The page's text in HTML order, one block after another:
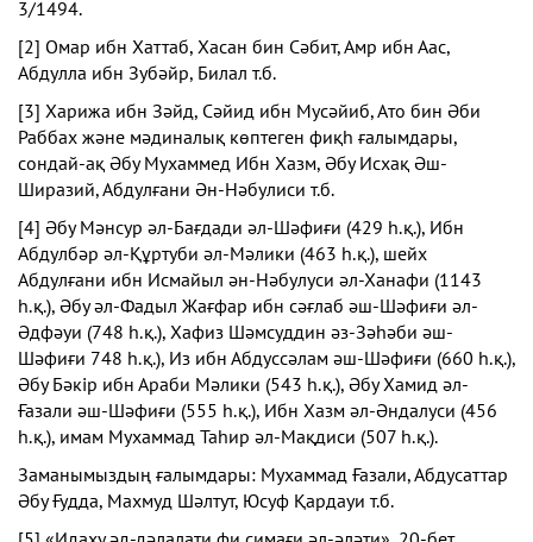
3/1494.
[2] Омар ибн Хаттаб, Хасан бин Сәбит, Амр ибн Аас,
Абдулла ибн Зубәйр, Билал т.б.
[3] Харижа ибн Зәйд, Сәйид ибн Мусәйиб, Ато бин Әби
Раббах және мәдиналық көптеген фиқһ ғалымдары,
сондай-ақ Әбу Мухаммед Ибн Хазм, Әбу Исхақ Әш-
Ширазий, Абдулғани Ән-Нәбулиси т.б.
[4] Әбу Мәнсур әл-Бағдади әл-Шәфиғи (429 һ.қ.), Ибн
Абдулбәр әл-Құртуби әл-Мәлики (463 һ.қ.), шейх
Абдулғани ибн Исмайыл ән-Нәбулуси әл-Ханафи (1143
һ.қ.), Әбу әл-Фадыл Жағфар ибн сәғлаб әш-Шәфиғи әл-
Әдфәуи (748 һ.қ.), Хафиз Шәмсуддин әз-Зәһәби әш-
Шәфиғи 748 һ.қ.), Из ибн Абдуссәлам әш-Шәфиғи (660 һ.қ.),
Әбу Бәкір ибн Араби Мәлики (543 һ.қ.), Әбу Хамид әл-
Ғазали әш-Шәфиғи (555 һ.қ.), Ибн Хазм әл-Әндалуси (456
һ.қ.), имам Мухаммад Таһир әл-Мақдиси (507 һ.қ.).
Заманымыздың ғалымдары: Мухаммад Ғазали, Абдусаттар
Әбу Ғудда, Махмуд Шәлтут, Юсуф Қардауи т.б.